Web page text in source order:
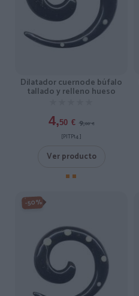
Dilatador cuernode búfalo
tallado y relleno hueso
4,50 € 9,00 €
[PITP14 ]
Ver producto
-50%